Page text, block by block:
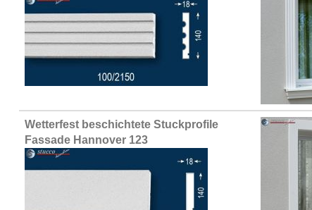
Wetterfest beschichtete Stuckprofile
Fassade Hannover 123